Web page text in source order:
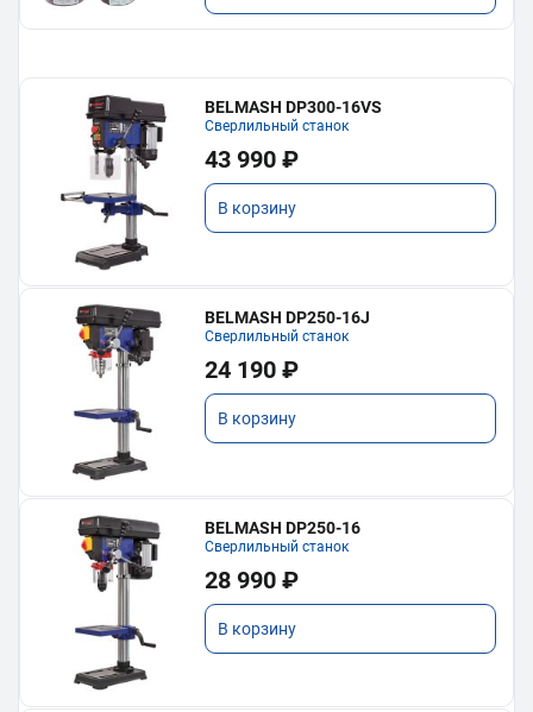
BELMASH DP300-16VS
Сверлильный станок
43 990 ₽
В корзину
BELMASH DP250-16J
Сверлильный станок
24 190 ₽
В корзину
BELMASH DP250-16
Сверлильный станок
28 990 ₽
В корзину